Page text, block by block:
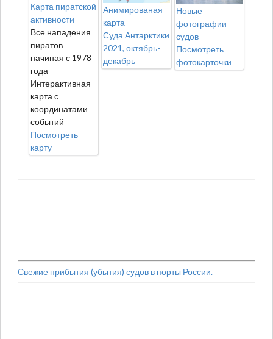
Карта пиратской
активности
Все нападения
пиратов
начиная с 1978
года
Интерактивная
карта с
координатами
событий
Посмотреть
карту
Анимированая
карта
Суда Антарктики
2021, октябрь-
декабрь
Новые
фотографии
судов
Посмотреть
фотокарточки
Свежие прибытия (убытия) судов в порты России.